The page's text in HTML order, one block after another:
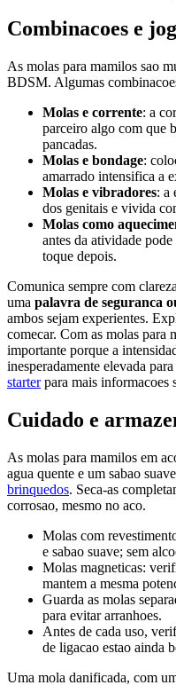
Combinacoes e
As molas para mamilos sao
BDSM. Algumas
Molas e corrente: a
parceiro algo com que
pancadas.
Molas e bondage:
amarrado intensifica a
Molas e vibradores: a
dos genitais e vivida
Molas como
antes da atividade
toque depois.
Comunica sempre com
uma palavra de seguranca
ambos sejam experientes.
comecar. Com as molas para
importante porque a
inesperadamente elevada
starterpara mais informacoes
Cuidado e
As molas para mamilos em
agua quente e um sabao
brinquedos. Seca-as
corrosao, mesmo no aco.
Molas com
e sabao suave; sem
Molas magneticas:
mantem a mesma
Guarda as molas
para evitar arranhoes.
Antes de cada uso,
de ligacao estao ainda
Uma mola danificada, com